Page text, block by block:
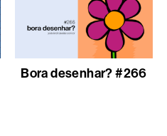
Bora desenhar? #266